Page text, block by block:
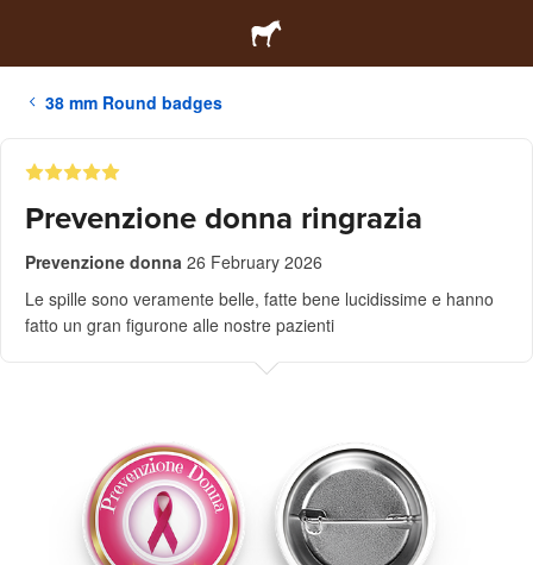
38 mm Round badges
Prevenzione donna ringrazia
Prevenzione donna 26 February 2026
Le spille sono veramente belle, fatte bene lucidissime e hanno
fatto un gran figurone alle nostre pazienti